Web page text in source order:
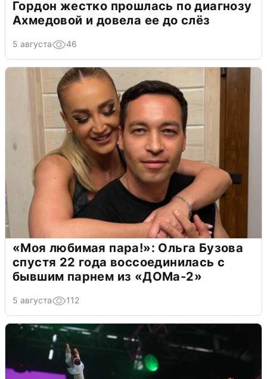
Гордон жестко прошлась по диагнозу
Ахмедовой и довела ее до слёз
5 августа 46
«Моя любимая пара!»: Ольга Бузова
спустя 22 года воссоединилась с
бывшим парнем из «ДОМа-2»
5 августа 112